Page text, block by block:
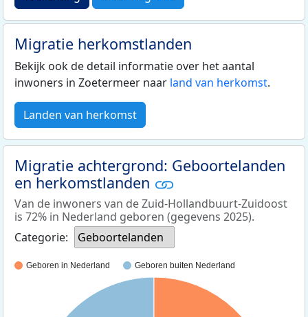
Migratie herkomstlanden
Bekijk ook de detail informatie over het aantal
inwoners in Zoetermeer naar land van herkomst.
Landen van herkomst
Migratie achtergrond: Geboortelanden
en herkomstlanden
Van de inwoners van de Zuid-Hollandbuurt-Zuidoost
is 72% in Nederland geboren (gegevens 2025).
Categorie:
Geboortelanden
Geboren in Nederland Geboren buiten Nederland